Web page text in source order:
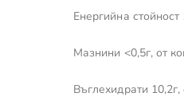
Енергийна
Мазнини <0,5г, от
Въглехидрати